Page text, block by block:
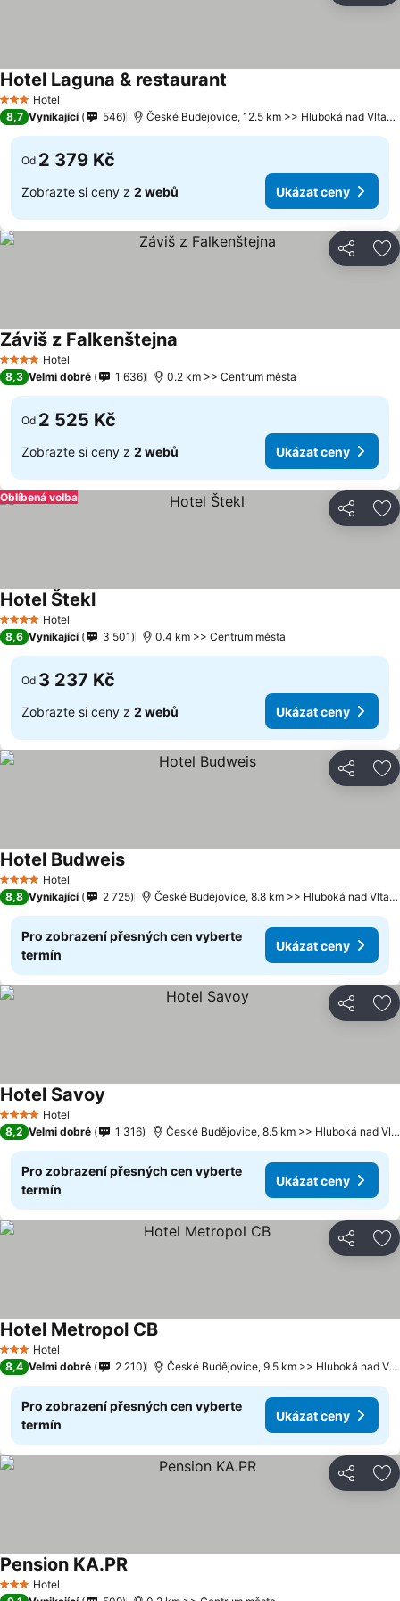
3 Počet hvězdiček
Hotel
Hotel Laguna & restaurant
8,7 Vynikající 546 České Budějovice, 12.5 km >> Hluboká nad Vltavou
Od 2 379 Kč
Zobrazte si ceny z 2 webů Ukázat ceny
Sdílet
4 Počet hvězdiček
Hotel
Záviš z Falkenštejna
8,3 Velmi dobré 1 636 0.2 km >> Centrum města
Od 2 525 Kč
Zobrazte si ceny z 2 webů Ukázat ceny
Sdílet
Oblíbená volba
4 Počet hvězdiček
Hotel
Hotel Štekl
8,6 Vynikající 3 501 0.4 km >> Centrum města
Od 3 237 Kč
Zobrazte si ceny z 2 webů Ukázat ceny
Sdílet
4 Počet hvězdiček
Hotel
Hotel Budweis
8,8 Vynikající 2 725 České Budějovice, 8.8 km >> Hluboká nad Vltavou
Pro zobrazení přesných cen vyberte
termín
Ukázat ceny
Sdílet
4 Počet hvězdiček
Hotel
Hotel Savoy
8,2 Velmi dobré 1 316 České Budějovice, 8.5 km >> Hluboká nad Vltavou
Pro zobrazení přesných cen vyberte
termín
Ukázat ceny
Sdílet
3 Počet hvězdiček
Hotel
Hotel Metropol CB
8,4 Velmi dobré 2 210 České Budějovice, 9.5 km >> Hluboká nad Vltavou
Pro zobrazení přesných cen vyberte
termín
Ukázat ceny
Sdílet
3 Počet hvězdiček
Hotel
Pension KA.PR